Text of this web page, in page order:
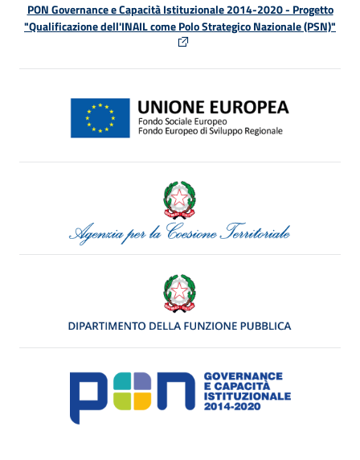
PON Governance e Capacità Istituzionale 2014-2020 - Progetto
"Qualificazione dell'INAIL come Polo Strategico Nazionale (PSN)"